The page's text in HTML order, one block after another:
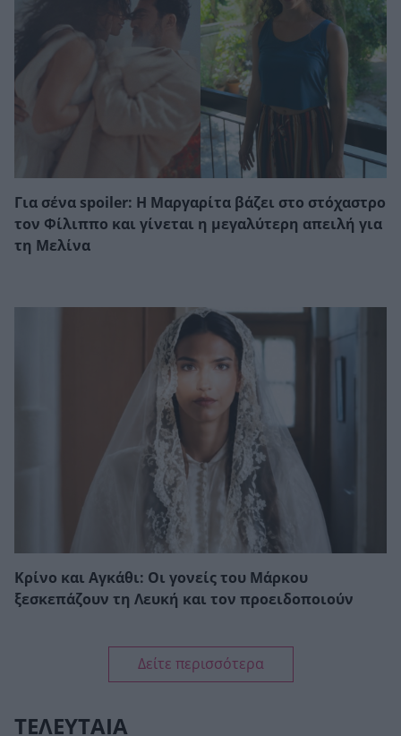
Για σένα spoiler: Η Μαργαρίτα βάζει στο στόχαστρο
τον Φίλιππο και γίνεται η μεγαλύτερη απειλή για
τη Μελίνα
Κρίνο και Αγκάθι: Οι γονείς του Μάρκου
ξεσκεπάζουν τη Λευκή και τον προειδοποιούν
Δείτε περισσότερα
ΤΕΛΕΥΤΑΙΑ